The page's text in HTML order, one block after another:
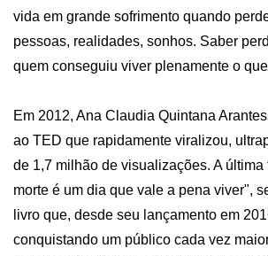
vida em grande sofrimento quando
pessoas, realidades, sonhos. Saber
quem conseguiu viver plenamente o
Em 2012, Ana Claudia Quintana
ao TED que rapidamente viralizou,
de 1,7 milhão de visualizações. A
morte é um dia que vale a pena viver",
livro que, desde seu lançamento em
conquistando um público cada vez